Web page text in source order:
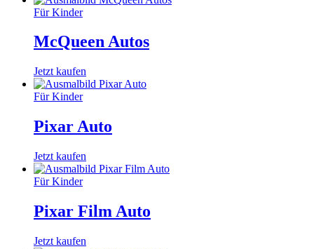
Für Kinder
McQueen Autos
Jetzt kaufen
Für Kinder
Pixar Auto
Jetzt kaufen
Für Kinder
Pixar Film Auto
Jetzt kaufen